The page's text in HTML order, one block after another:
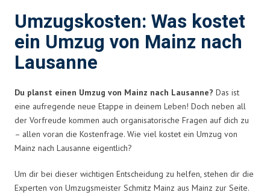
Umzugskosten: Was kostet
ein Umzug von Mainz nach
Lausanne
Du planst einen Umzug von Mainz nach Lausanne? Das ist
eine aufregende neue Etappe in deinem Leben! Doch neben all
der Vorfreude kommen auch organisatorische Fragen auf dich zu
– allen voran die Kostenfrage. Wie viel kostet ein Umzug von
Mainz nach Lausanne eigentlich?
Um dir bei dieser wichtigen Entscheidung zu helfen, stehen dir die
Experten von Umzugsmeister Schmitz Mainz aus Mainz zur Seite.